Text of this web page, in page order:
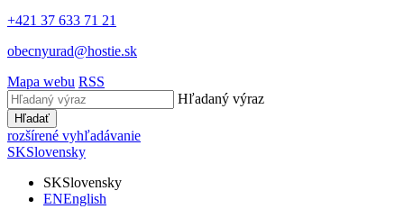
+421 37 633 71 21
obecnyurad@hostie.sk
Mapa webu RSS
Hľadaný výraz
Hľadať
rozšírené vyhľadávanie
SKSlovensky
SKSlovensky
ENEnglish